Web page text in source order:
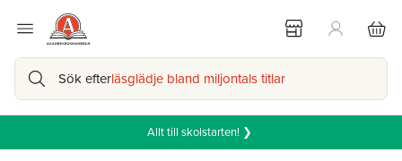
Sök efterläsglädje bland miljontals titlar
Allt till skolstarten! ❯